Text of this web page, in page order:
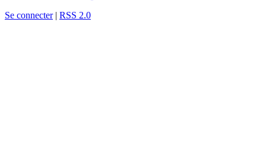
Se connecter| RSS 2.0